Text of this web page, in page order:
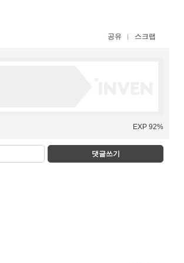
공유 스크랩
EXP 92%
댓글쓰기